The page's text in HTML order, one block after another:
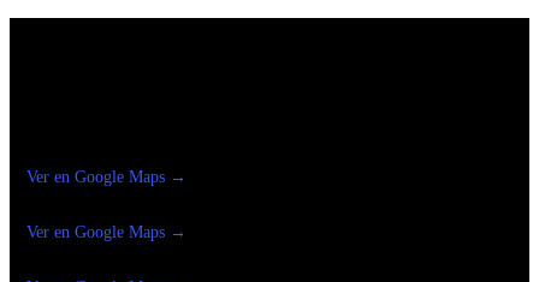
Ver en Google Maps →
Ver en Google Maps →